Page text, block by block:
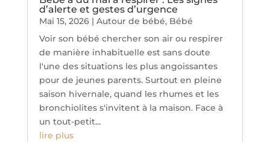
d’alerte et gestes d’urgence
Mai 15, 2026| Autour de bébé, Bébé
Voir son bébé chercher son air ou respirer
de manière inhabituelle est sans doute
l'une des situations les plus angoissantes
pour de jeunes parents. Surtout en pleine
saison hivernale, quand les rhumes et les
bronchiolites s'invitent à la maison. Face à
un tout-petit...
lire plus